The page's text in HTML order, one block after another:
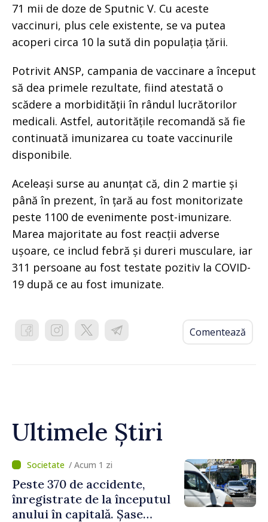
71 mii de doze de Sputnic V. Cu aceste
vaccinuri, plus cele existente, se va putea
acoperi circa 10 la sută din populația țării.
Potrivit ANSP, campania de vaccinare a început
să dea primele rezultate, fiind atestată o
scădere a morbidității în rândul lucrătorilor
medicali. Astfel, autoritățile recomandă să fie
continuată imunizarea cu toate vaccinurile
disponibile.
Aceleași surse au anunțat că, din 2 martie și
până în prezent, în țară au fost monitorizate
peste 1100 de evenimente post-imunizare.
Marea majoritate au fost reacții adverse
ușoare, ce includ febră și dureri musculare, iar
311 persoane au fost testate pozitiv la COVID-
19 după ce au fost imunizate.
Comentează
Ultimele Știri
/ Acum 1 zi
Peste 370 de accidente,
înregistrate de la începutul
anului în capitală. Șase